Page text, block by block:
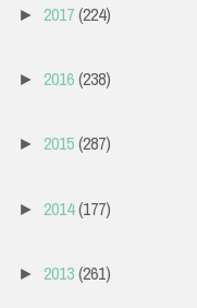
► 2017(224)
► 2016(238)
► 2015(287)
► 2014(177)
► 2013(261)